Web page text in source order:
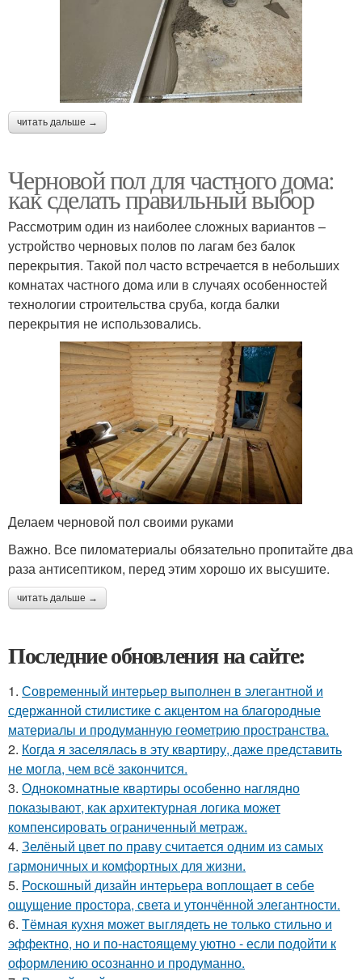
читать дальше →
Черновой пол для частного дома:
как сделать правильный выбор
Рассмотрим один из наиболее сложных вариантов –
устройство черновых полов по лагам без балок
перекрытия. Такой пол часто встречается в небольших
комнатах частного дома или в случаях особенностей
технологии строительства сруба, когда балки
перекрытия не использовались.
Делаем черновой пол своими руками
Важно. Все пиломатериалы обязательно пропитайте два
раза антисептиком, перед этим хорошо их высушите.
читать дальше →
Последние обновления на сайте:
1. Современный интерьер выполнен в элегантной и
сдержанной стилистике с акцентом на благородные
материалы и продуманную геометрию пространства.
2. Когда я заселялась в эту квартиру, даже представить
не могла, чем всё закончится.
3. Однокомнатные квартиры особенно наглядно
показывают, как архитектурная логика может
компенсировать ограниченный метраж.
4. Зелёный цвет по праву считается одним из самых
гармоничных и комфортных для жизни.
5. Роскошный дизайн интерьера воплощает в себе
ощущение простора, света и утончённой элегантности.
6. Тёмная кухня может выглядеть не только стильно и
эффектно, но и по-настоящему уютно - если подойти к
оформлению осознанно и продуманно.